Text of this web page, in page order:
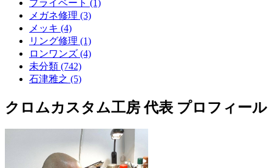
プライベート (1)
メガネ修理 (3)
メッキ (4)
リング修理 (1)
ロンワンズ (4)
未分類 (742)
石津雅之 (5)
クロムカスタム工房 代表 プロフィール